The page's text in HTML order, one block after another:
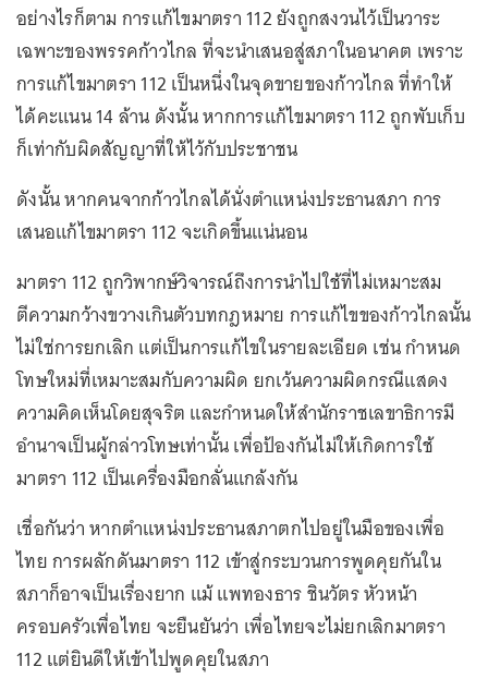
อย่างไรก็ตาม การแก้ไขมาตรา 112 ยังถูกสงวนไว้เป็นวาระ
เฉพาะของพรรคก้าวไกล ที่จะนำเสนอสู่สภาในอนาคต เพราะ
การแก้ไขมาตรา 112 เป็นหนึ่งในจุดขายของก้าวไกล ที่ทำให้
ได้คะแนน 14 ล้าน ดังนั้น หากการแก้ไขมาตรา 112 ถูกพับเก็บ
ก็เท่ากับผิดสัญญาที่ให้ไว้กับประชาชน
ดังนั้น หากคนจากก้าวไกลได้นั่งตำแหน่งประธานสภา การ
เสนอแก้ไขมาตรา 112 จะเกิดขึ้นแน่นอน
มาตรา 112 ถูกวิพากษ์วิจารณ์ถึงการนำไปใช้ที่ไม่เหมาะสม
ตีความกว้างขวางเกินตัวบทกฎหมาย การแก้ไขของก้าวไกลนั้น
ไม่ใช่การยกเลิก แต่เป็นการแก้ไขในรายละเอียด เช่น กำหนด
โทษใหม่ที่เหมาะสมกับความผิด ยกเว้นความผิดกรณีแสดง
ความคิดเห็นโดยสุจริต และกำหนดให้สำนักราชเลขาธิการมี
อำนาจเป็นผู้กล่าวโทษเท่านั้น เพื่อป้องกันไม่ให้เกิดการใช้
มาตรา 112 เป็นเครื่องมือกลั่นแกล้งกัน
เชื่อกันว่า หากตำแหน่งประธานสภาตกไปอยู่ในมือของเพื่อ
ไทย การผลักดันมาตรา 112 เข้าสู่กระบวนการพูดคุยกันใน
สภาก็อาจเป็นเรื่องยาก แม้ แพทองธาร ชินวัตร หัวหน้า
ครอบครัวเพื่อไทย จะยืนยันว่า เพื่อไทยจะไม่ยกเลิกมาตรา
112 แต่ยินดีให้เข้าไปพูดคุยในสภา